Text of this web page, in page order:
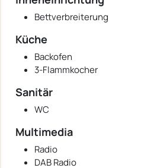
Bettverbreiterung
Küche
Backofen
3-Flammkocher
Sanitär
WC
Multimedia
Radio
DAB Radio